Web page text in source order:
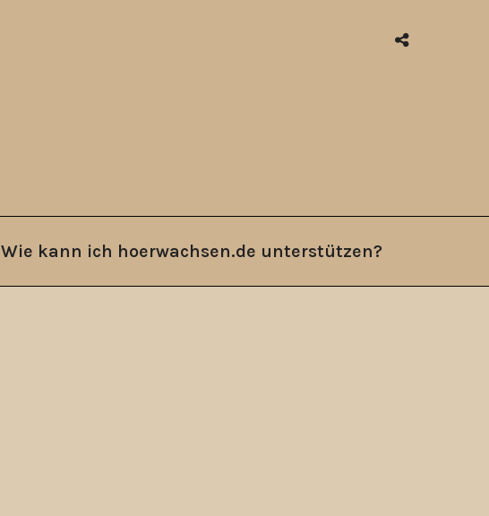
Wie kann ich hoerwachsen.de unterstützen?